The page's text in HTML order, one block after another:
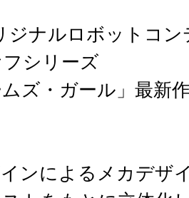
ジナルロボットコ
シリーズ
ムズ・ガール」最新
ンによるメカデザ